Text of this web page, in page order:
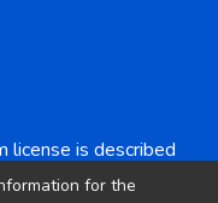
license is described
for the